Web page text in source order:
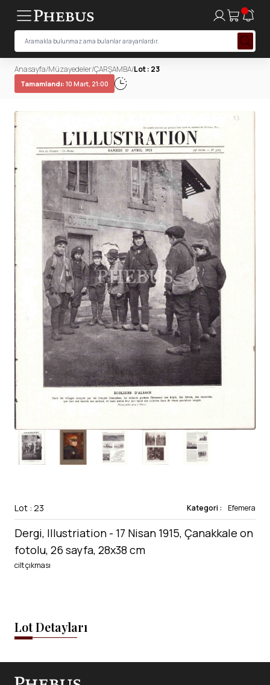
Anasayfa/Müzayedeler/ÇARŞAMBA/Lot : 23
Tamamlandı: 10 Mart, 21:00
Lot : 23 Kategori : Efemera
Dergi, Illustriation - 17 Nisan 1915, Çanakkale on
fotolu, 26 sayfa, 28x38 cm
cilt çıkması
Lot Detayları